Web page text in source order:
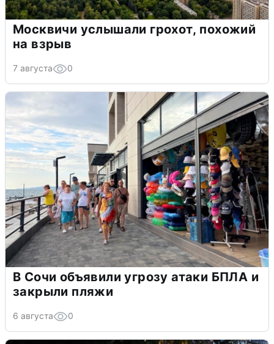
Москвичи услышали грохот, похожий
на взрыв
7 августа 0
В Сочи объявили угрозу атаки БПЛА и
закрыли пляжи
6 августа 0